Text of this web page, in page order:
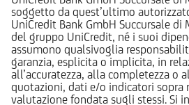
soggetto da quest’ultimo
UniCredit Bank GmbH Succursale
del gruppo UniCredit, né i suoi
assumono qualsivoglia
garanzia, esplicita o implicita, in
all’accuratezza, alla completezza o
quotazioni, dati e/o indicatori sopra
valutazione fondata sugli stessi. Si